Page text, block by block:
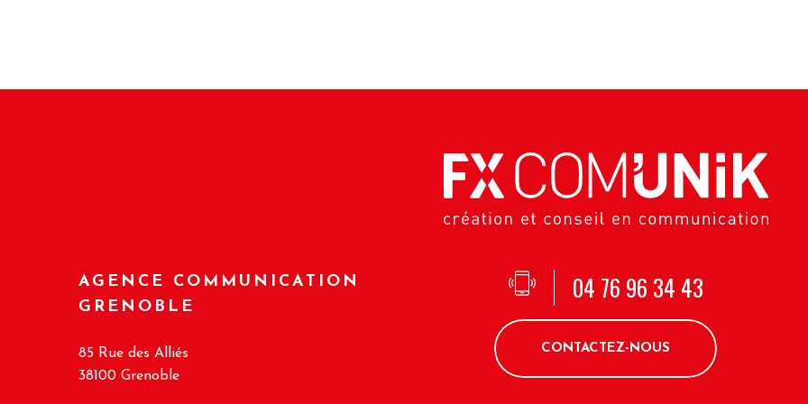
AGENCE COMMUNICATION
GRENOBLE
85 Rue des Alliés
38100 Grenoble
04 76 96 34 43
CONTACTEZ-NOUS